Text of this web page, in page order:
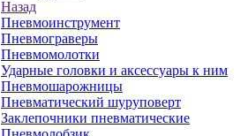
Назад
Пневмоинструмент
Пневмограверы
Пневмомолотки
Ударные головки и аксессуары к ним
Пневмошарожницы
Пневматический шуруповерт
Заклепочники пневматические